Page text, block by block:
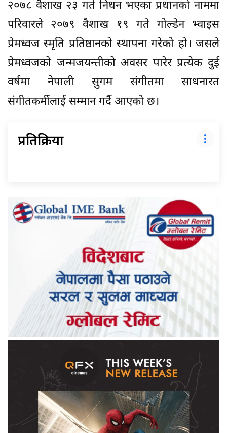
२०७८ वैशाख २३ गते निधन भएका प्रधानको नाममा
परिवारले २०७९ वैशाख १९ गते गोल्डेन भ्वाइस
प्रेमध्वज स्मृति प्रतिष्ठानको स्थापना गरेको हो। जसले
प्रेमध्वजको जन्मजयन्तीको अवसर पारेर प्रत्येक दुई
वर्षमा नेपाली सुगम संगीतमा साधनारत
संगीतकर्मीलाई सम्मान गर्दै आएको छ।
प्रतिक्रिया